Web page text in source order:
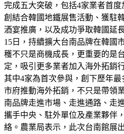
完成五大突破，包括4家業者首
創結合韓國地鐵展售活動、獲駐
酒宴推廣，以及成功爭取韓國延
15日，持續擴大台南品牌在韓國
穫不只是商機成長，更重要的是
定，吸引更多業者加入海外拓銷
其中4家為首次參與，創下歷年最
市府推動海外拓銷，不只是帶領
南品牌走進市場、走進通路、走
攜手中央、駐外單位及產業夥伴
絡。農業局表示，此次台南館展